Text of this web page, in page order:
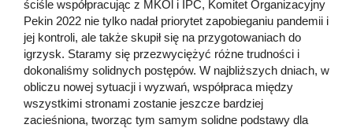
ściśle współpracując z MKOl i IPC, Komitet Organizacyjny
Pekin 2022 nie tylko nadał priorytet zapobieganiu pandemii i
jej kontroli, ale także skupił się na przygotowaniach do
igrzysk. Staramy się przezwyciężyć różne trudności i
dokonaliśmy solidnych postępów. W najbliższych dniach, w
obliczu nowej sytuacji i wyzwań, współpraca między
wszystkimi stronami zostanie jeszcze bardziej
zacieśniona, tworząc tym samym solidne podstawy dla